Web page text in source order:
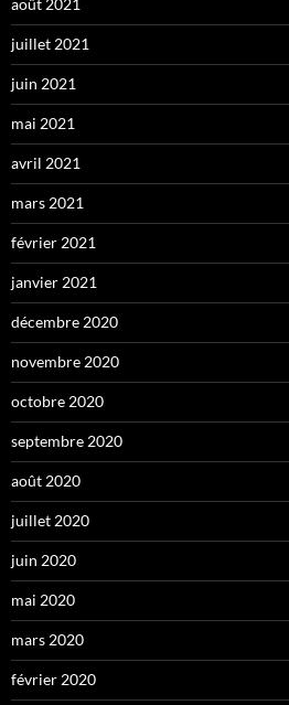
juillet 2021
juin 2021
mai 2021
avril 2021
mars 2021
février 2021
janvier 2021
décembre 2020
novembre 2020
octobre 2020
septembre 2020
août 2020
juillet 2020
juin 2020
mai 2020
mars 2020
février 2020